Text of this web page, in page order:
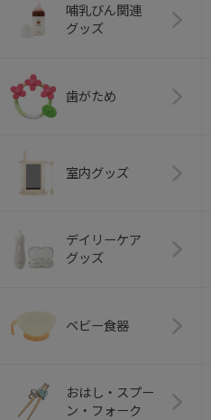
哺乳びん関連
グッズ
歯がため
室内グッズ
デイリーケア
グッズ
ベビー食器
おはし・スプー
ン・フォーク